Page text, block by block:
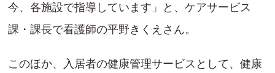
今、各施設で指導しています」と、ケアサービス
課・課長で看護師の平野きくえさん。
このほか、入居者の健康管理サービスとして、健康